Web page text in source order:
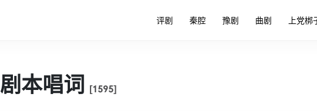
评剧 秦腔 豫剧 曲剧 上党梆
剧本唱词 [1595]